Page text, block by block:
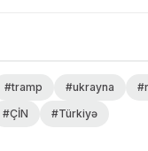
#tramp #ukrayna
#ÇİN #Türkiyə